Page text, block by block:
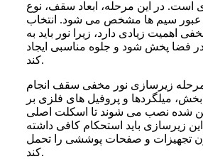
است. در این مرحله، ابعاد سقف، نوع
عبور سیم ها مشخص می شود. انتخاب
اهمیت زیادی دارد، زیرا نور باید به
فضا پخش شود و جلوه مناسبی ایجاد
کند.
زیرسازی نور مخفی سقف انجام
میلگردها و پروفیل های فلزی بر
شده نصب می شوند تا اسکلت اصلی
زیرسازی باید استحکام کافی داشته
وزن تجهیزات و صفحات پوششی را تحمل
کند.